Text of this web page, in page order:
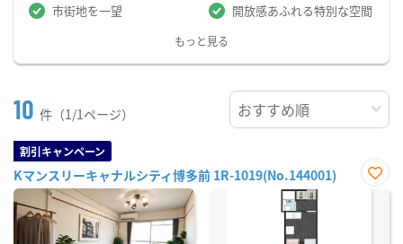
市街地を一望 開放感あふれる特別な空間
もっと見る
10 件（1/1ページ）
割引キャンペーン
Kマンスリーキャナルシティ博多前 1R-1019(No.144001)
お気